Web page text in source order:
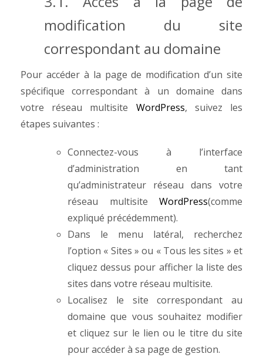
modification du site
correspondant au domaine
Pour accéder à la page de modification d’un site
spécifique correspondant à un domaine dans
votre réseau multisite WordPress, suivez les
étapes suivantes :
Connectez-vous à l’interface
d’administration en tant
qu’administrateur réseau dans votre
réseau multisite WordPress(comme
expliqué précédemment).
Dans le menu latéral, recherchez
l’option « Sites » ou « Tous les sites » et
cliquez dessus pour afficher la liste des
sites dans votre réseau multisite.
Localisez le site correspondant au
domaine que vous souhaitez modifier
et cliquez sur le lien ou le titre du site
pour accéder à sa page de gestion.